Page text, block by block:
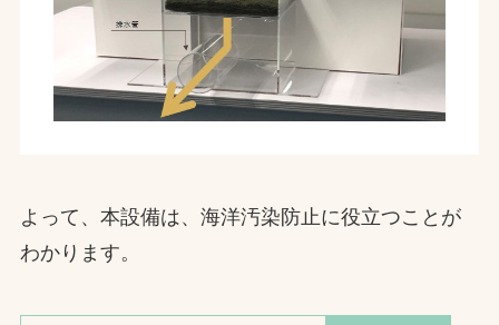
よって、本設備は、海洋汚染防止に役立つことが
わかります。